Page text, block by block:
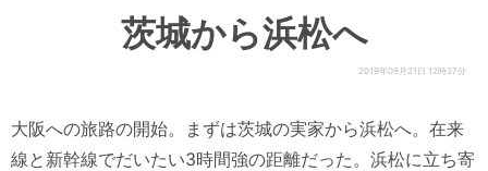
茨城から浜松へ
2019年09月21日 12時37分
大阪への旅路の開始。まずは茨城の実家から浜松へ。在来
線と新幹線でだいたい3時間強の距離だった。浜松に立ち寄